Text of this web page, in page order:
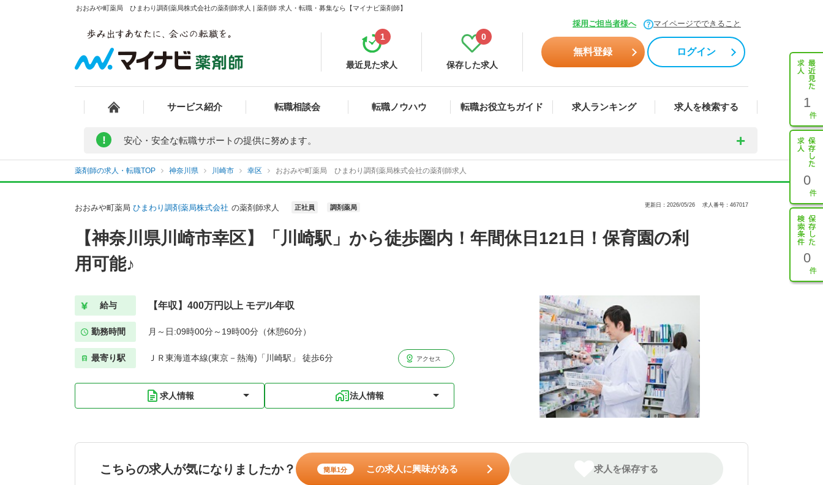
おおみや町薬局 ひまわり調剤薬局株式会社の薬剤師求人 | 薬剤師 求人・転職・募集なら【マイナビ薬剤師】
採用ご担当者様へ マイページでできること
最近見た求人
1
保存した求人
0
無料登録 ログイン
サービス紹介 転職相談会 転職ノウハウ 転職お役立ちガイド 求人ランキング 求人を検索する 1
0
0
! 安心・安全な転職サポートの提供に努めます。
薬剤師の求人・転職TOP 神奈川県 川崎市 幸区 おおみや町薬局 ひまわり調剤薬局株式会社の薬剤師求人
おおみや町薬局 ひまわり調剤薬局株式会社 の薬剤師求人 正社員 調剤薬局 更新日：2026/05/26 求人番号：467017
【神奈川県川崎市幸区】「川崎駅」から徒歩圏内！年間休日121日！保育園の利
用可能♪
給与 【年収】400万円以上 モデル年収
勤務時間 月～日:09時00分～19時00分（休憩60分）
最寄り駅 ＪＲ東海道本線(東京－熱海)「川崎駅」 徒歩6分 アクセス
求人情報 法人情報
こちらの求人が気になりましたか？ 簡単1分 この求人に興味がある 求人を保存する